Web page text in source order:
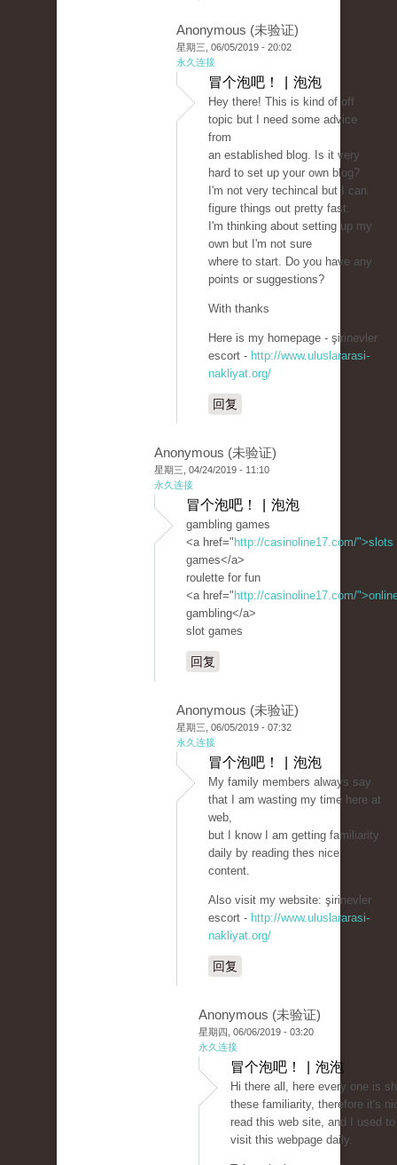
Anonymous (未验证)
星期三, 06/05/2019 - 20:02
永久连接
冒个泡吧！ | 泡泡
Hey there! This is kind of off
topic but I need some advice
from
an established blog. Is it very
hard to set up your own blog?
I'm not very techincal but I can
figure things out pretty fast.
I'm thinking about setting up my
own but I'm not sure
where to start. Do you have any
points or suggestions?
With thanks
Here is my homepage - şirinevler
escort - http://www.uluslararasi-
nakliyat.org/
回复
Anonymous (未验证)
星期三, 04/24/2019 - 11:10
永久连接
冒个泡吧！ | 泡泡
gambling games
<a href=" http://casinoline17.com/">slots
games</a>
roulette for fun
<a href=" http://casinoline17.com/
gambling</a>
slot games
回复
Anonymous (未验证)
星期三, 06/05/2019 - 07:32
永久连接
冒个泡吧！ | 泡泡
My family members always say
that I am wasting my time here at
web,
but I know I am getting familiarity
daily by reading thes nice
content.
Also visit my website: şirinevler
escort - http://www.uluslararasi-
nakliyat.org/
回复
Anonymous (未验证)
星期四, 06/06/2019 - 03:20
永久连接
冒个泡吧！ | 泡泡
Hi there all, here every one is
these familiarity, therefore it's
read this web site, and I used
visit this webpage daily.